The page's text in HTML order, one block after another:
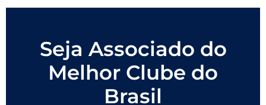
Seja Associado do
Melhor Clube do
Brasil